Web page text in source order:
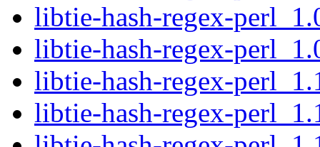
libtie-hash-regex-
libtie-hash-regex-
libtie-hash-regex-
libtie-hash-regex-